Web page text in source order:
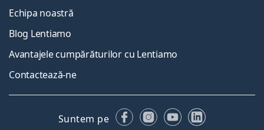
Echipa noastră
Blog Lentiamo
Avantajele cumpărăturilor cu Lentiamo
Contactează-ne
Suntem pe FacebookInstagram
YouTubeLinkedIn